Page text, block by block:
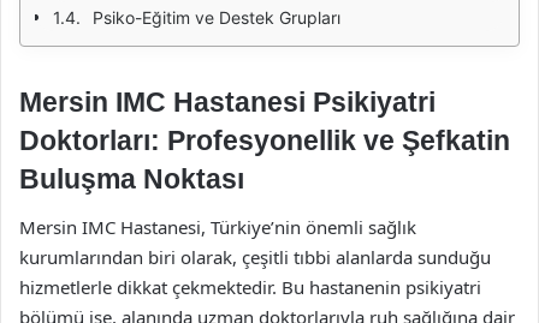
Psiko-Eğitim ve Destek Grupları
Mersin IMC Hastanesi Psikiyatri
Doktorları: Profesyonellik ve Şefkatin
Buluşma Noktası
Mersin IMC Hastanesi, Türkiye’nin önemli sağlık
kurumlarından biri olarak, çeşitli tıbbi alanlarda sunduğu
hizmetlerle dikkat çekmektedir. Bu hastanenin psikiyatri
bölümü ise, alanında uzman doktorlarıyla ruh sağlığına dair